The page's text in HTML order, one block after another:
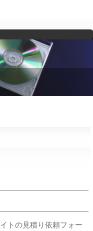
からない方へ…まずはご相談く
トの見積り依頼フォー